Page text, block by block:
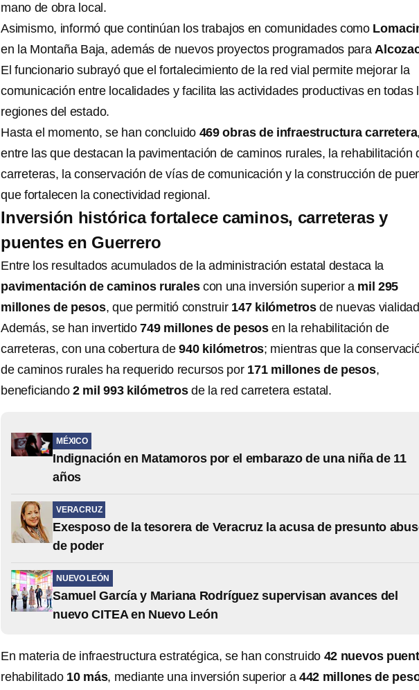
mano de obra local.
Asimismo, informó que continúan los trabajos en comunidades como
en la Montaña Baja, además de nuevos proyectos programados para
El funcionario subrayó que el fortalecimiento de la red vial permite mejorar la
comunicación entre localidades y facilita las actividades productivas en todas
regiones del estado.
Hasta el momento, se han concluido 469 obras de infraestructura carretera,
entre las que destacan la pavimentación de caminos rurales, la rehabilitación
carreteras, la conservación de vías de comunicación y la construcción de
que fortalecen la conectividad regional.
Inversión histórica fortalece caminos, carreteras y
puentes en Guerrero
Entre los resultados acumulados de la administración estatal destaca la
pavimentación de caminos ruralescon una inversión superior a mil 295
millones de pesos, que permitió construir 147 kilómetros de nuevas
Además, se han invertido749 millones de pesos en la rehabilitación de
carreteras, con una cobertura de940 kilómetros; mientras que la
de caminos rurales ha requerido recursos por 171 millones de pesos,
beneficiando2 mil 993 kilómetrosde la red carretera estatal.
MÉXICO
Indignación en Matamoros por el embarazo de una niña de 11
años
VERACRUZ
Exesposo de la tesorera de Veracruz la acusa de presunto
de poder
NUEVO LEÓN
Samuel García y Mariana Rodríguez supervisan avances del
nuevo CITEA en Nuevo León
En materia de infraestructura estratégica, se han construido 42 nuevos
rehabilitado 10 más, mediante una inversión superior a 442 millones de